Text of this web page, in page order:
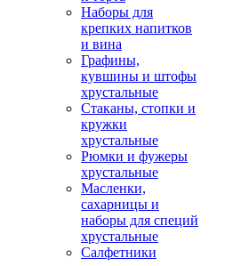
Наборы для
крепких напитков
и вина
Графины,
кувшины и штофы
хрустальные
Стаканы, стопки и
кружки
хрустальные
Рюмки и фужеры
хрустальные
Масленки,
сахарницы и
наборы для специй
хрустальные
Салфетники